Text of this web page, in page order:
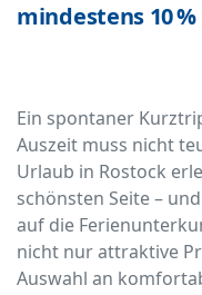
mindestens 10
Ein spontaner
Auszeit muss nicht
Urlaub in Rostock
schönsten Seite –
auf die
nicht nur attraktive
Auswahl an